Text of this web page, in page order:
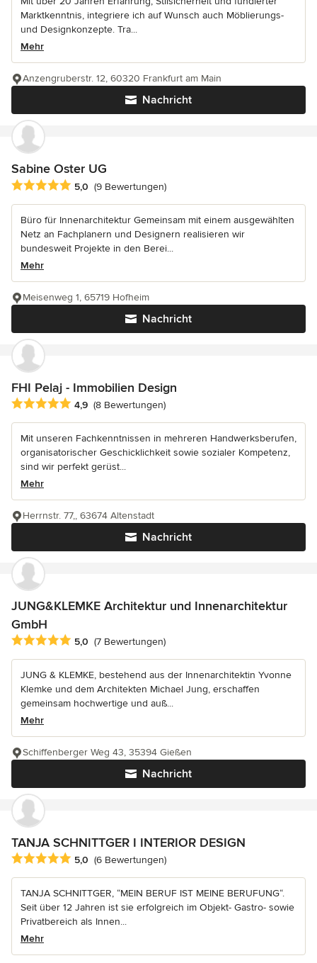
Marktkenntnis, integriere ich auf Wunsch auch Möblierungs-
und Designkonzepte. Tra...
Mehr
Nachricht
Anzengruberstr. 12, 60320 Frankfurt am Main
Sabine Oster UG
Durchschnittliche Bewertung: 5 von 5 Sternen
5,0 (9 Bewertungen)
Büro für Innenarchitektur Gemeinsam mit einem ausgewählten
Netz an Fachplanern und Designern realisieren wir
bundesweit Projekte in den Berei...
Mehr
Nachricht
Meisenweg 1, 65719 Hofheim
FHI Pelaj - Immobilien Design
Durchschnittliche Bewertung: 4.9 von 5 Sternen
4,9 (8 Bewertungen)
Mit unseren Fachkenntnissen in mehreren Handwerksberufen,
organisatorischer Geschicklichkeit sowie sozialer Kompetenz,
sind wir perfekt gerüst...
Mehr
Nachricht
Herrnstr. 77,, 63674 Altenstadt
JUNG&KLEMKE Architektur und Innenarchitektur
GmbH
Durchschnittliche Bewertung: 5 von 5 Sternen
5,0 (7 Bewertungen)
JUNG & KLEMKE, bestehend aus der Innenarchitektin Yvonne
Klemke und dem Architekten Michael Jung, erschaffen
gemeinsam hochwertige und auß...
Mehr
Nachricht
Schiffenberger Weg 43, 35394 Gießen
TANJA SCHNITTGER I INTERIOR DESIGN
Durchschnittliche Bewertung: 5 von 5 Sternen
5,0 (6 Bewertungen)
TANJA SCHNITTGER, “MEIN BERUF IST MEINE BERUFUNG“.
Seit über 12 Jahren ist sie erfolgreich im Objekt- Gastro- sowie
Privatbereich als Innen...
Mehr